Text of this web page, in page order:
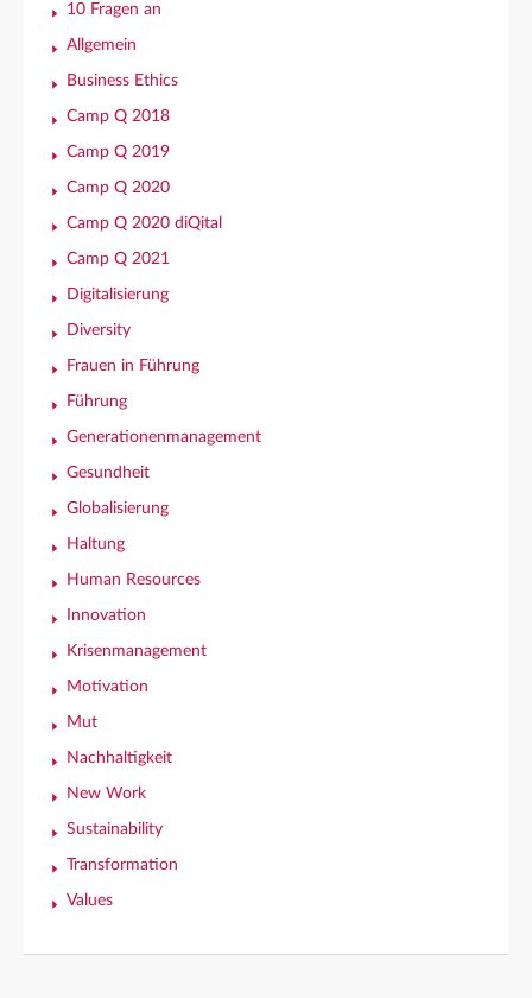
10 Fragen an
Allgemein
Business Ethics
Camp Q 2018
Camp Q 2019
Camp Q 2020
Camp Q 2020 diQital
Camp Q 2021
Digitalisierung
Diversity
Frauen in Führung
Führung
Generationenmanagement
Gesundheit
Globalisierung
Haltung
Human Resources
Innovation
Krisenmanagement
Motivation
Mut
Nachhaltigkeit
New Work
Sustainability
Transformation
Values